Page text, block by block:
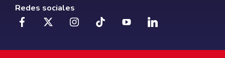
Redes sociales